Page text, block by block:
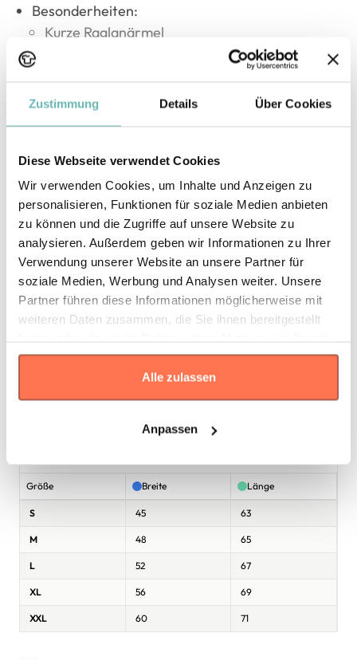
Zustimmung Details Über Cookies
Diese Webseite verwendet Cookies
Wir verwenden Cookies, um Inhalte und Anzeigen zu
personalisieren, Funktionen für soziale Medien anbieten
zu können und die Zugriffe auf unsere Website zu
analysieren. Außerdem geben wir Informationen zu Ihrer
Verwendung unserer Website an unsere Partner für
soziale Medien, Werbung und Analysen weiter. Unsere
Partner führen diese Informationen möglicherweise mit
weiteren Daten zusammen, die Sie ihnen bereitgestellt
gesammelt haben.
Alle zulassen
Anpassen
Besonderheiten:
Kurze Raglanärmel
DTF DTG
Flex / Flock Sublimation
Maßtabelle
gemäß den Angaben des Herstellers
angegeben. Eine Abweichung bis zu ±2 cm ist üblich und gilt als
Größe Breite Länge
S 45 63
M 48 65
L 52 67
XL 56 69
XXL 60 71